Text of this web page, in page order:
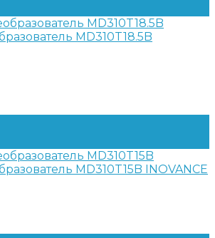
MD310T18.5B
MD310T15B INOVANCE